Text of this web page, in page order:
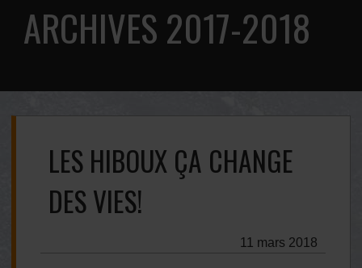
ARCHIVES 2017-2018
LES HIBOUX ÇA CHANGE
DES VIES!
11 mars 2018